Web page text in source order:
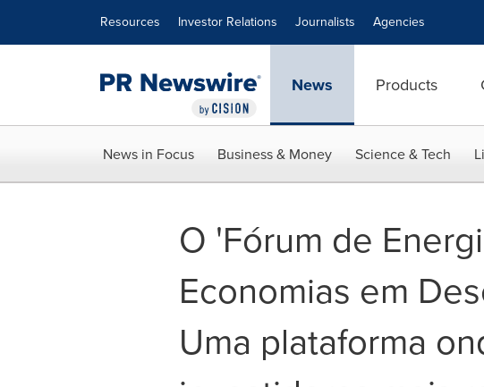
Resources Investor Relations Journalists Agencies
News Products
News in Focus Business & Money Science & Tech
O 'Fórum de
Economias em
Uma plataforma